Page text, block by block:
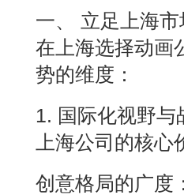
一、 立足上海
在上海选择动画
势的维度：
1. 国际化视野
上海公司的核
创意格局的广度